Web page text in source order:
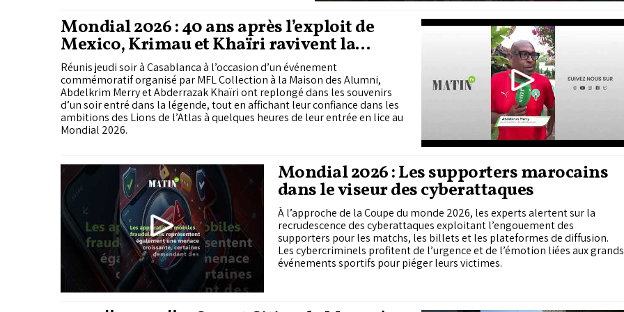
Mondial 2026 : 40 ans après l’exploit de
Mexico, Krimau et Khaïri ravivent la
légende
Réunis jeudi soir à Casablanca à l’occasion d’un événement
commémoratif organisé par MFL Collection à la Maison des Alumni,
Abdelkrim Merry et Abderrazak Khaïri ont replongé dans les souvenirs
d’un soir entré dans la légende, tout en affichant leur confiance dans les
ambitions des Lions de l’Atlas à quelques heures de leur entrée en lice au
Mondial 2026.
Mondial 2026 : Les supporters marocains
dans le viseur des cyberattaques
À l’approche de la Coupe du monde 2026, les experts alertent sur la
recrudescence des cyberattaques exploitant l’engouement des
supporters pour les matchs, les billets et les plateformes de diffusion.
Les cybercriminels profitent de l’urgence et de l’émotion liées aux grands
événements sportifs pour piéger leurs victimes.